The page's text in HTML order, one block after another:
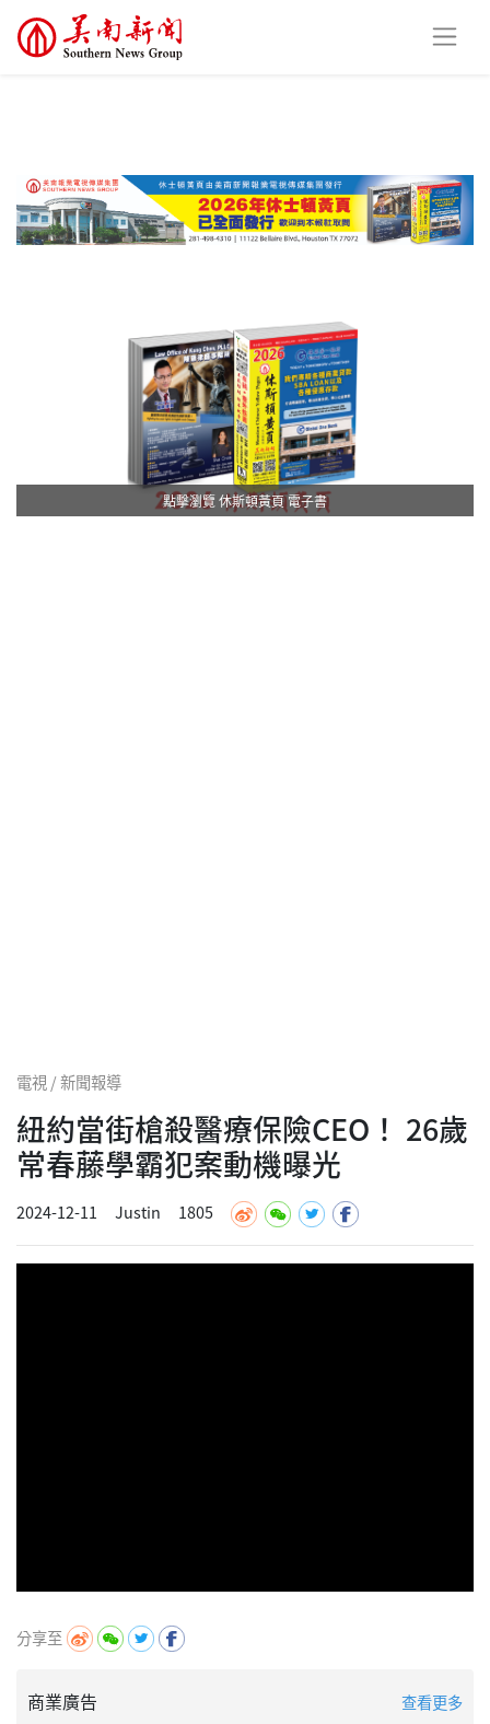
點擊瀏覽 休斯頓黃頁 電子書
電視 / 新聞報導
紐約當街槍殺醫療保險CEO！ 26歲
常春藤學霸犯案動機曝光
2024-12-11 Justin 1805
分享至
商業廣告 查看更多